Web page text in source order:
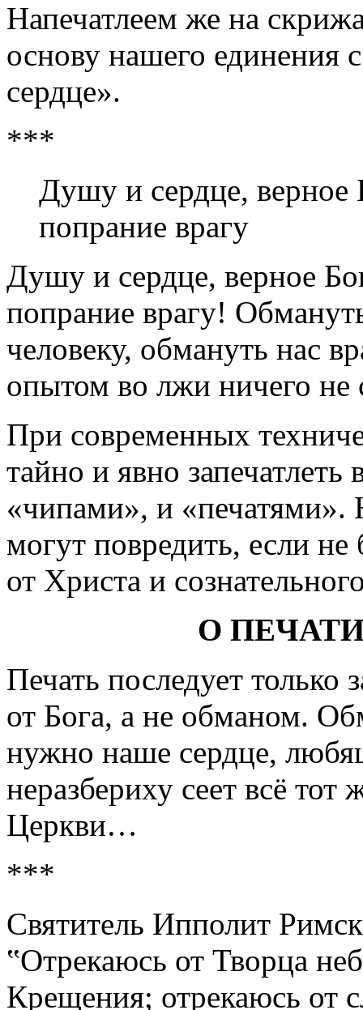
Напечатлеем же на
основу нашего
сердце».
***
Душу и сердце, верное
попрание врагу
Душу и сердце, верное
попрание врагу!
человеку, обмануть нас
опытом во лжи ничего не
При современных
тайно и явно
«чипами», и «печатями».
могут повредить, если не
от Христа и
О
Печать последует только
от Бога, а не обманом.
нужно наше сердце,
неразбериху сеет всё
Церкви…
***
Святитель Ипполит
‟Отрекаюсь от Творца
Крещения; отрекаюсь от